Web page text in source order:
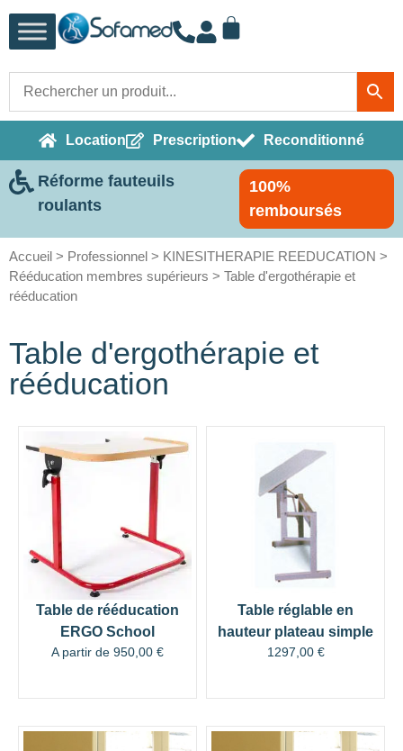
Location Prescription Reconditionné
Réforme fauteuils
roulants
100%
remboursés
Accueil > Professionnel > KINESITHERAPIE REEDUCATION >
Rééducation membres supérieurs > Table d'ergothérapie et
rééducation
Table d'ergothérapie et
rééducation
Table de rééducation
ERGO School
A partir de 950,00 €
Table réglable en
hauteur plateau simple
1297,00 €